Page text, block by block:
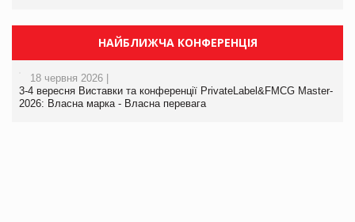
НАЙБЛИЖЧА КОНФЕРЕНЦІЯ
18 червня 2026 |
3-4 вересня Виставки та конференції PrivateLabel&FMCG Master-
2026: Власна марка - Власна перевага